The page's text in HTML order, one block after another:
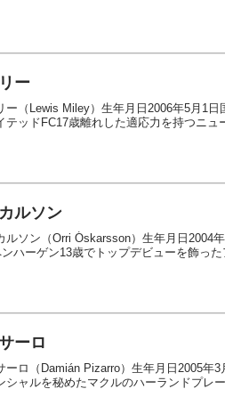
ー
ー（Lewis Miley）生年月日2006年5月1
テッドFC17歳離れした適応力を持つニュ
ルソン
ルソン（Orri Óskarsson）生年月日2004
ンハーゲン13歳でトップデビューを飾っ
ーロ
ーロ（Damián Pizarro）生年月日2005年
シャルを秘めたマクルのハーランドプレ